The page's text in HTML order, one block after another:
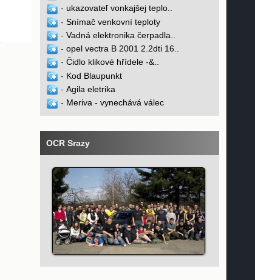
- ukazovateľ vonkajšej teplo..
- Snímač venkovní teploty
- Vadná elektronika čerpadla..
- opel vectra B 2001 2.2dti 16..
- Čidlo klikové hřídele -&..
- Kod Blaupunkt
- Agila eletrika
- Meriva - vynechává válec
OCR Srazy